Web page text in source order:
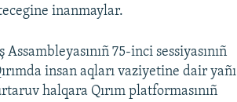
inanmaylar.
Assambleyasınıñ 75-inci sessiyasınıñ
insan aqları vaziyetine dair yañı
halqara Qırım platformasınıñ